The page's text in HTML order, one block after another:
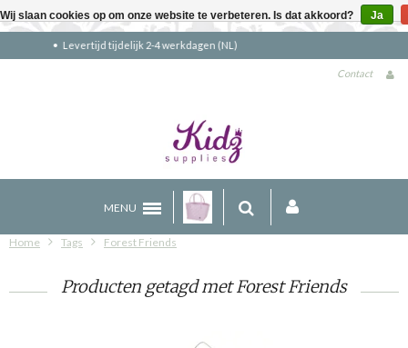
Gratis verzending boven €90 (NL)
Contact
MENU
Home Tags Forest Friends
Producten getagd met Forest Friends
Wij slaan cookies op om onze website te verbeteren. Is dat akkoord? Ja